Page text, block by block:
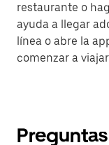
restaurante o
ayuda a llegar
línea o abre la
comenzar a